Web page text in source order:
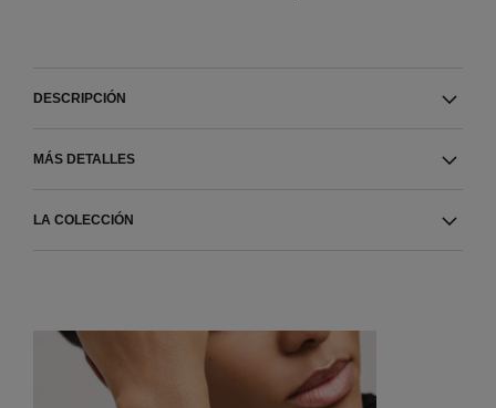
DESCRIPCIÓN
MÁS DETALLES
LA COLECCIÓN